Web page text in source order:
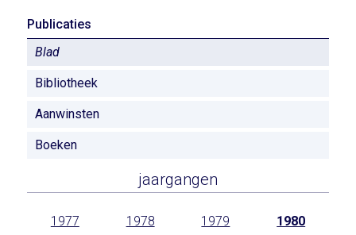
Publicaties
Blad
Bibliotheek
Aanwinsten
Boeken
jaargangen
1977 1978 1979
1980